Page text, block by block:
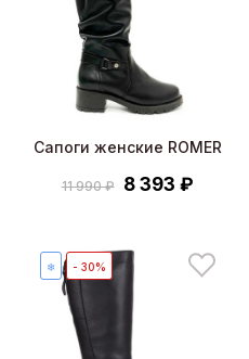
Сапоги женские ROMER
11 990 ₽ 8 393 ₽
❄ - 30%